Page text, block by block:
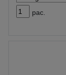
pac.